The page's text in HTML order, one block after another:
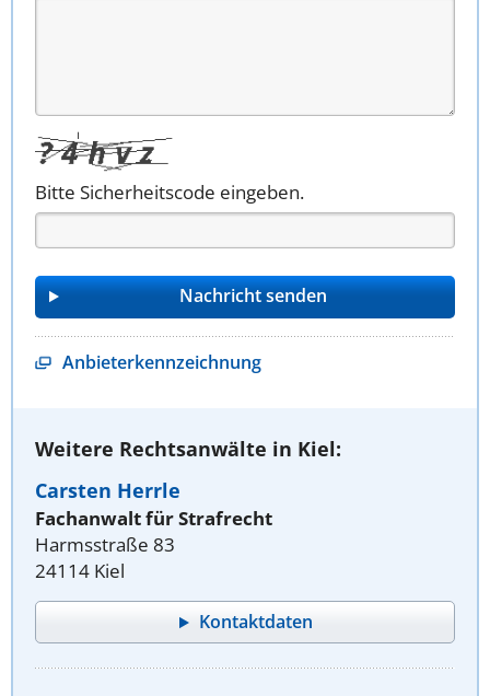
Bitte Sicherheitscode eingeben.
Anbieterkennzeichnung
Weitere Rechtsanwälte in Kiel:
Carsten Herrle
Fachanwalt für Strafrecht
Harmsstraße 83
24114 Kiel
Kontaktdaten